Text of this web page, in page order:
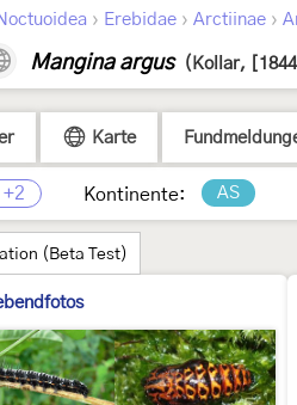
› Erebidae › Arctiinae ›
Mangina argus (Kollar,
Karte
+2 Kontinente: AS
(Beta Test)